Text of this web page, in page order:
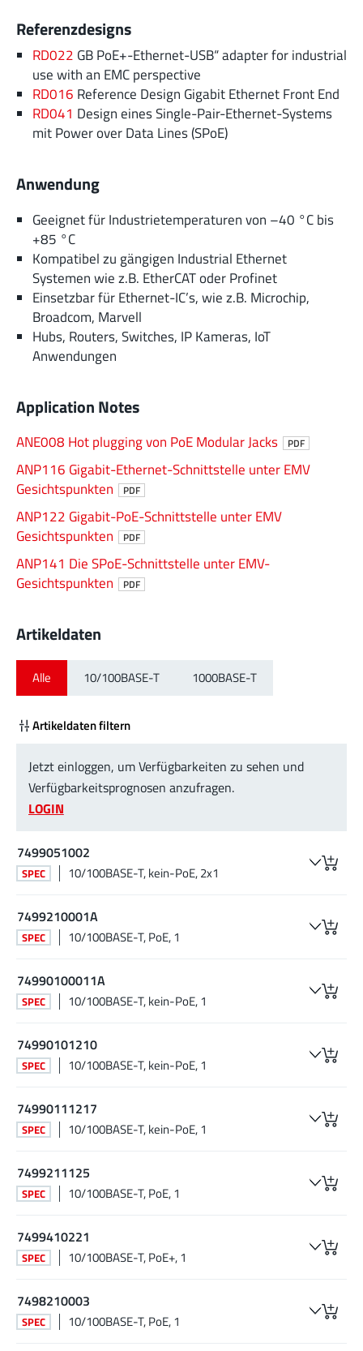
Referenzdesigns
RD022 GB PoE+-Ethernet-USB“ adapter for industrial
use with an EMC perspective
RD016 Reference Design Gigabit Ethernet Front End
RD041 Design eines Single-Pair-Ethernet-Systems
mit Power over Data Lines (SPoE)
Anwendung
Geeignet für Industrietemperaturen von –40 °C bis
+85 °C
Kompatibel zu gängigen Industrial Ethernet
Systemen wie z.B. EtherCAT oder Profinet
Einsetzbar für Ethernet-IC’s, wie z.B. Microchip,
Broadcom, Marvell
Hubs, Routers, Switches, IP Kameras, IoT
Anwendungen
Application Notes
ANE008 Hot plugging von PoE Modular Jacks PDF
ANP116 Gigabit-Ethernet-Schnittstelle unter EMV
Gesichtspunkten
PDF
ANP122 Gigabit-PoE-Schnittstelle unter EMV
Gesichtspunkten
PDF
ANP141 Die SPoE-Schnittstelle unter EMV-
Gesichtspunkten
PDF
Artikeldaten
Alle 10/100BASE-T 1000BASE-T
Artikeldaten filtern
Jetzt einloggen, um Verfügbarkeiten zu sehen und
Verfügbarkeitsprognosen anzufragen.
LOGIN
7499051002
SPEC 10/100BASE-T, kein-PoE, 2x1
7499210001A
SPEC 10/100BASE-T, PoE, 1
74990100011A
SPEC 10/100BASE-T, kein-PoE, 1
74990101210
SPEC 10/100BASE-T, kein-PoE, 1
74990111217
SPEC 10/100BASE-T, kein-PoE, 1
7499211125
SPEC 10/100BASE-T, PoE, 1
7499410221
SPEC 10/100BASE-T, PoE+, 1
7498210003
SPEC 10/100BASE-T, PoE, 1